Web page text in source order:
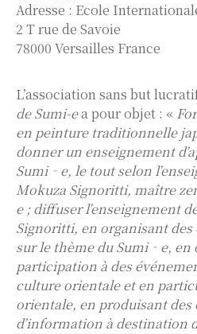
Adresse : Ecole
2 T rue de Savoie
78000 Versailles France
L’association sans but
de Sumi-ea pour objet : «
en peinture traditionnelle
donner un enseignement
Sumi‐e, le tout selon
Mokuza Signoritti, maître
e ; diffuser l’enseignement
Signoritti, en organisant des
sur le thème du Sumi‐e, en
participation à des
culture orientale et en
orientale, en produisant
d’information à destination